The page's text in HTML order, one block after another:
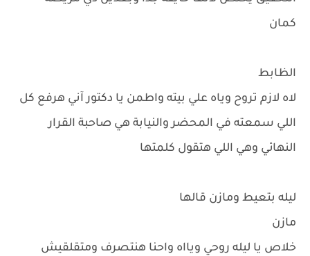
كمان
الظابط
لاه لازم تروح وياه علي بيته واطمن يا دكتور آني هرفع كل
اللي سمعته في المحضر والنيابة هي صاحبة القرار
النهائي وهي اللي هتقول كلمتها
ليله بتعيط ومازن قالها
مازن
خلاص يا ليله روحي ويااه واحنا هنتصرف ومتقلقيش